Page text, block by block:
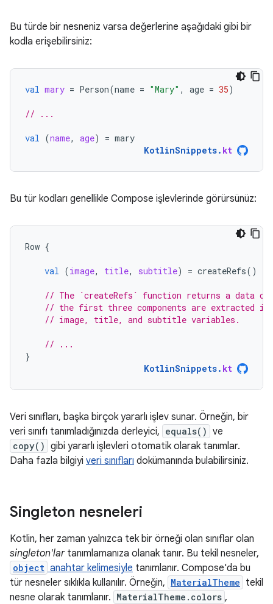
Bu türde bir nesneniz varsa değerlerine aşağıdaki gibi bir
kodla erişebilirsiniz:
val mary = Person(name = "Mary" , age = 35)
// ...
val (name, age) = mary
KotlinSnippets. kt
Bu tür kodları genellikle Compose işlevlerinde görürsünüz:
Row {
val (image, title, subtitle) = createRefs()
// The `createRefs` function returns a data
// the first three components are extracted
// image, title, and subtitle variables.
// ...
}
KotlinSnippets. kt
Veri sınıfları, başka birçok yararlı işlev sunar. Örneğin, bir
veri sınıfı tanımladığınızda derleyici, equals() ve
copy() gibi yararlı işlevleri otomatik olarak tanımlar.
Daha fazla bilgiyi veri sınıfları dokümanında bulabilirsiniz.
Singleton nesneleri
Kotlin, her zaman yalnızca tek bir örneği olan sınıflar olan
singleton'lartanımlamanıza olanak tanır. Bu tekil nesneler,
object anahtar kelimesiyle tanımlanır. Compose'da bu
tür nesneler sıklıkla kullanılır. Örneğin, MaterialTheme tekil
nesne olarak tanımlanır. MaterialTheme.colors ,